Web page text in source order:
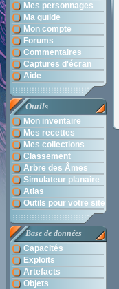
Mes personnages
Ma guilde
Mon compte
Forums
Commentaires
Captures d'écran
Aide
Outils
Mon inventaire
Mes recettes
Mes collections
Classement
Arbre des Âmes
Simulateur planaire
Atlas
Outils pour votre site
Base de données
Capacités
Exploits
Artefacts
Objets